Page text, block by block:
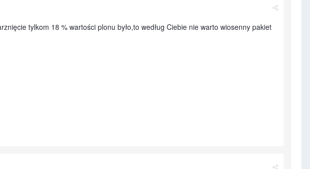
tylkom 18 % wartości plonu było,to według Ciebie nie warto wiosenny pakiet